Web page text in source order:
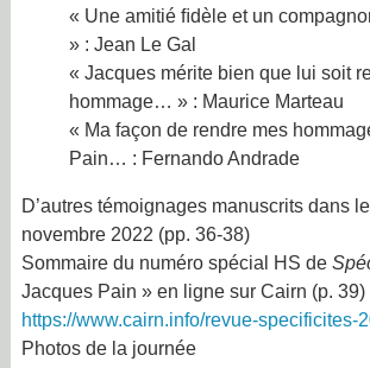
« Une amitié ﬁdèle et un
» : Jean Le Gal
« Jacques mérite bien que lui soit
hommage… » : Maurice Marteau
« Ma façon de rendre mes
Pain… : Fernando Andrade
D’autres témoignages manuscrits dans
novembre 2022 (pp. 36-38)
Sommaire du numéro spécial HS de
Jacques Pain » en ligne sur Cairn (p. 39)
https://www.cairn.info/revue-specificites-
Photos de la journée